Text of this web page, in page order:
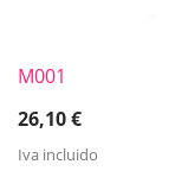
M001
26,10€
Iva incluido